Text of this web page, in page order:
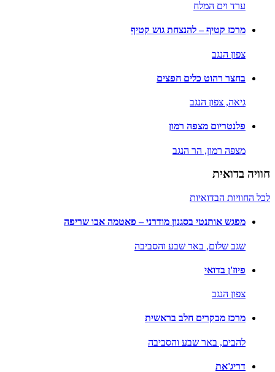
ערד וים המלח
מרכז קטיף – להנצחת גוש קטיף
צפון הנגב
בחצר רהוט כלים חפצים
גיאה, צפון הנגב
פלנטריום מצפה רמון
מצפה רמון, הר הנגב
חוויה בדואית
לכל החוויות הבדואיות
מפגש אותנטי בסגנון מודרני – פאטמה אבו שריפה
שגב שלום, באר שבע והסביבה
פיוז'ן בדואי
צפון הנגב
מרכז מבקרים חלב בראשית
להבים, באר שבע והסביבה
דריג'את